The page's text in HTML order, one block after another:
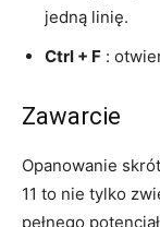
jedną linię.
Ctrl + F :
Zawarcie
Opanowanie
11 to nie tylko
pełnego